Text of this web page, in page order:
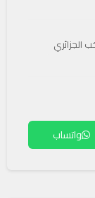
الجزائري
واتساب